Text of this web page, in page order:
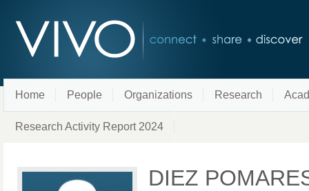
Home People Organizations Research
Research Activity Report 2024
DIEZ